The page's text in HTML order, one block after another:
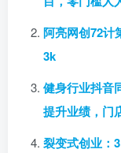
阿亮网创72计
3k
健身行业抖音
提升业绩，门
裂变式创业：